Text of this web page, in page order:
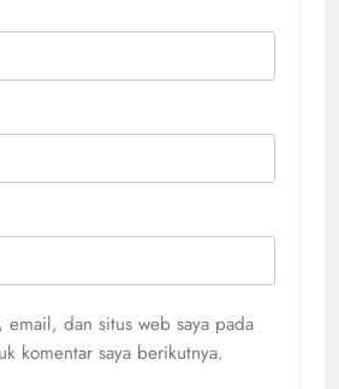
email, dan situs web saya pada
komentar saya berikutnya.